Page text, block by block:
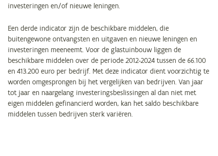
investeringen en/of nieuwe leningen.
Een derde indicator zijn de beschikbare middelen, die
buitengewone ontvangsten en uitgaven en nieuwe leningen en
investeringen meeneemt. Voor de glastuinbouw liggen de
beschikbare middelen over de periode 2012-2024 tussen de 66.100
en 413.200 euro per bedrijf. Met deze indicator dient voorzichtig te
worden omgesprongen bij het vergelijken van bedrijven. Van jaar
tot jaar en naargelang investeringsbeslissingen al dan niet met
eigen middelen gefinancierd worden, kan het saldo beschikbare
middelen tussen bedrijven sterk variëren.